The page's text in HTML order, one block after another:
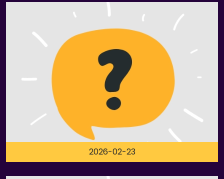
2026-02-23